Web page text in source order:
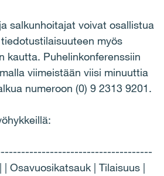
salkunhoitajat voivat osallistua
myös
kautta. Puhelinkonferenssiin
viimeistään viisi minuuttia
numeroon (0) 9 2313 9201.
| Tilaisuus |